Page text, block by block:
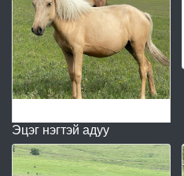
Эцэг нэгтэй адуу